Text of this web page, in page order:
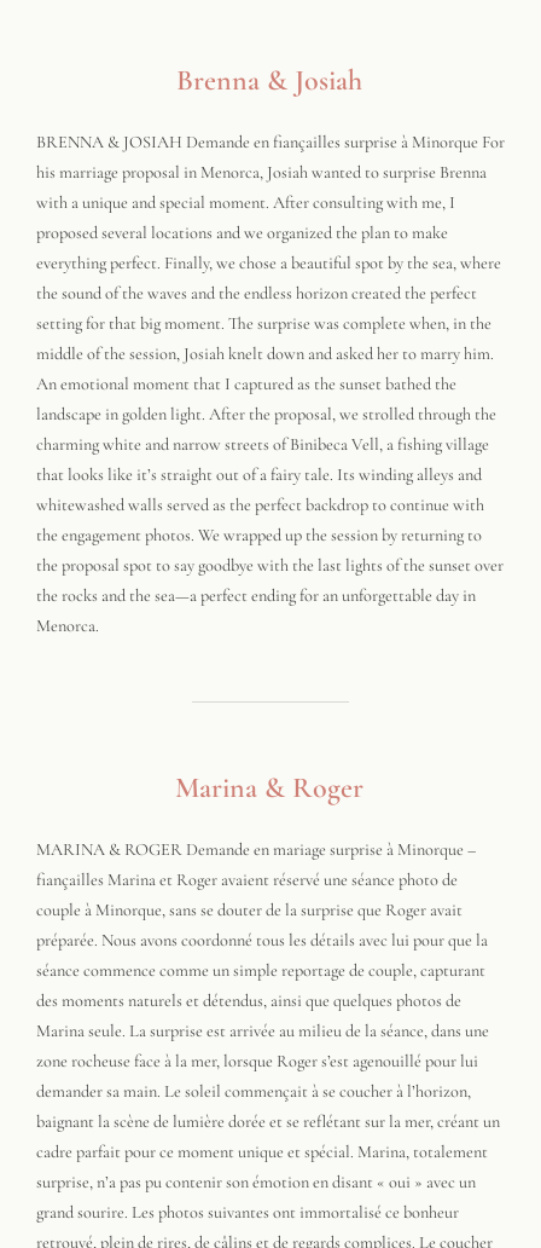
Brenna & Josiah
BRENNA & JOSIAH Demande en fiançailles surprise à Minorque For
his marriage proposal in Menorca, Josiah wanted to surprise Brenna
with a unique and special moment. After consulting with me, I
proposed several locations and we organized the plan to make
everything perfect. Finally, we chose a beautiful spot by the sea, where
the sound of the waves and the endless horizon created the perfect
setting for that big moment. The surprise was complete when, in the
middle of the session, Josiah knelt down and asked her to marry him.
An emotional moment that I captured as the sunset bathed the
landscape in golden light. After the proposal, we strolled through the
charming white and narrow streets of Binibeca Vell, a fishing village
that looks like it’s straight out of a fairy tale. Its winding alleys and
whitewashed walls served as the perfect backdrop to continue with
the engagement photos. We wrapped up the session by returning to
the proposal spot to say goodbye with the last lights of the sunset over
the rocks and the sea—a perfect ending for an unforgettable day in
Menorca.
Marina & Roger
MARINA & ROGER Demande en mariage surprise à Minorque –
fiançailles Marina et Roger avaient réservé une séance photo de
couple à Minorque, sans se douter de la surprise que Roger avait
préparée. Nous avons coordonné tous les détails avec lui pour que la
séance commence comme un simple reportage de couple, capturant
des moments naturels et détendus, ainsi que quelques photos de
Marina seule. La surprise est arrivée au milieu de la séance, dans une
zone rocheuse face à la mer, lorsque Roger s’est agenouillé pour lui
demander sa main. Le soleil commençait à se coucher à l’horizon,
baignant la scène de lumière dorée et se reflétant sur la mer, créant un
cadre parfait pour ce moment unique et spécial. Marina, totalement
surprise, n’a pas pu contenir son émotion en disant « oui » avec un
grand sourire. Les photos suivantes ont immortalisé ce bonheur
retrouvé, plein de rires, de câlins et de regards complices. Le coucher